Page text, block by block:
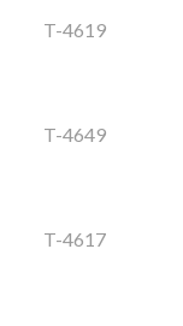
T-4619
T-4649
T-4617